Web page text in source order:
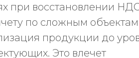
при восстановлении
по сложным объектам
продукции до
Это влечет